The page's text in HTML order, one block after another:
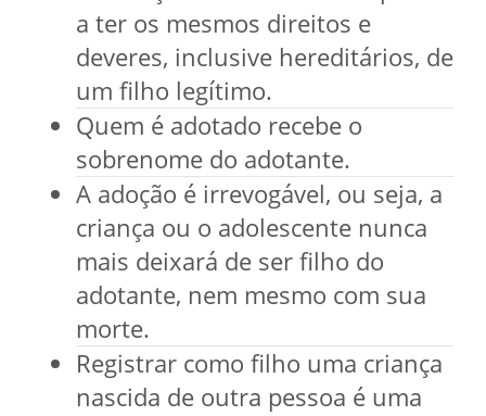
a ter os mesmos direitos e
deveres, inclusive hereditários, de
um filho legítimo.
Quem é adotado recebe o
sobrenome do adotante.
A adoção é irrevogável, ou seja, a
criança ou o adolescente nunca
mais deixará de ser filho do
adotante, nem mesmo com sua
morte.
Registrar como filho uma criança
nascida de outra pessoa é uma